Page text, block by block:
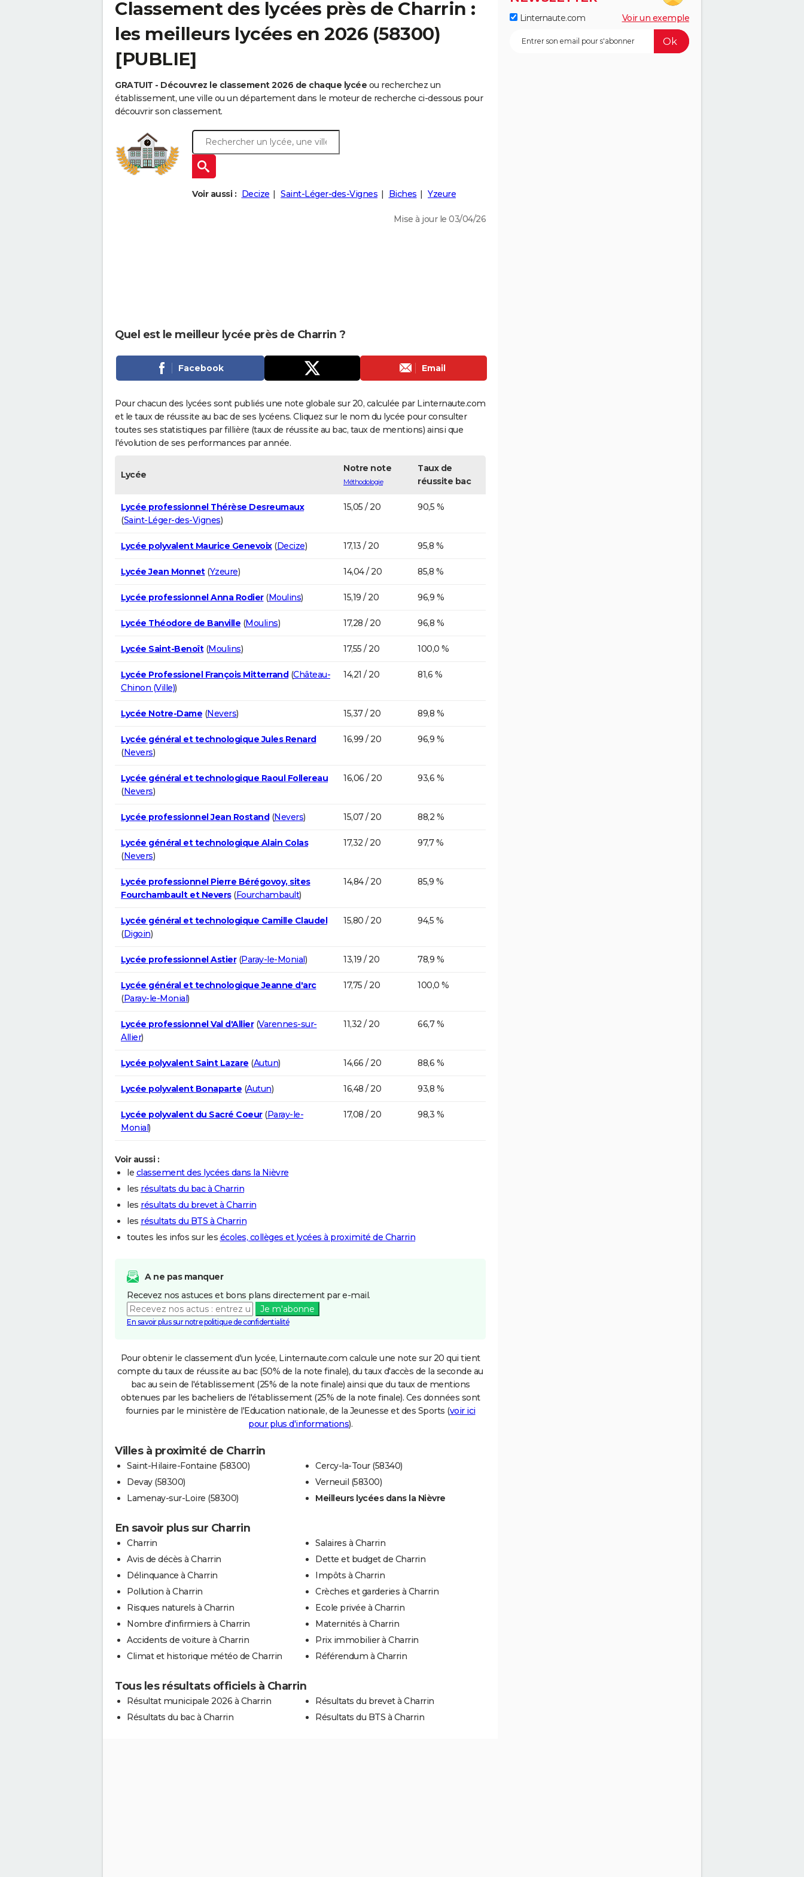
Classement des lycées près de Charrin :
les meilleurs lycées en 2026 (58300)
[PUBLIE]
GRATUIT - Découvrez le classement 2026 de chaque lycée ou recherchez un
établissement, une ville ou un département dans le moteur de recherche ci-dessous pour
découvrir son classement.
Voir aussi : Decize Saint-Léger-des-Vignes Biches Yzeure
Mise à jour le 03/04/26
Quel est le meilleur lycée près de Charrin ?
Facebook Email
Pour chacun des lycées sont publiés une note globale sur 20, calculée par Linternaute.com
et le taux de réussite au bac de ses lycéens. Cliquez sur le nom du lycée pour consulter
toutes ses statistiques par fillière (taux de réussite au bac, taux de mentions) ainsi que
l'évolution de ses performances par année.
Lycée
Notre note
Méthodologie
Taux de
réussite bac
Lycée professionnel Thérèse Desreumaux
(Saint-Léger-des-Vignes)
15,05 / 20 90,5 %
Lycée polyvalent Maurice Genevoix(Decize) 17,13 / 20 95,8 %
Lycée Jean Monnet(Yzeure) 14,04 / 20 85,8 %
Lycée professionnel Anna Rodier(Moulins) 15,19 / 20 96,9 %
Lycée Théodore de Banville (Moulins) 17,28 / 20 96,8 %
Lycée Saint-Benoît(Moulins) 17,55 / 20 100,0 %
Lycée Professionel François Mitterrand(Château-
Chinon (Ville))
14,21 / 20 81,6 %
Lycée Notre-Dame (Nevers) 15,37 / 20 89,8 %
Lycée général et technologique Jules Renard
(Nevers)
16,99 / 20 96,9 %
Lycée général et technologique Raoul Follereau
(Nevers)
16,06 / 20 93,6 %
Lycée professionnel Jean Rostand(Nevers) 15,07 / 20 88,2 %
Lycée général et technologique Alain Colas
(Nevers)
17,32 / 20 97,7 %
Lycée professionnel Pierre Bérégovoy, sites
Fourchambault et Nevers(Fourchambault)
14,84 / 20 85,9 %
Lycée général et technologique Camille Claudel
(Digoin)
15,80 / 20 94,5 %
Lycée professionnel Astier(Paray-le-Monial) 13,19 / 20 78,9 %
Lycée général et technologique Jeanne d'arc
(Paray-le-Monial)
17,75 / 20 100,0 %
Lycée professionnel Val d'Allier(Varennes-sur-
Allier)
11,32 / 20 66,7 %
Lycée polyvalent Saint Lazare (Autun) 14,66 / 20 88,6 %
Lycée polyvalent Bonaparte (Autun) 16,48 / 20 93,8 %
Lycée polyvalent du Sacré Coeur(Paray-le-
Monial)
17,08 / 20 98,3 %
Voir aussi :
le classement des lycées dans la Nièvre
les résultats du bac à Charrin
les résultats du brevet à Charrin
les résultats du BTS à Charrin
toutes les infos sur les écoles, collèges et lycées à proximité de Charrin
A ne pas manquer
Recevez nos astuces et bons plans directement par e-mail.
Je m'abonne
En savoir plus sur notre politique de confidentialité
Pour obtenir le classement d'un lycée, Linternaute.com calcule une note sur 20 qui tient
compte du taux de réussite au bac (50% de la note finale), du taux d'accès de la seconde au
bac au sein de l'établissement (25% de la note finale) ainsi que du taux de mentions
obtenues par les bacheliers de l'établissement (25% de la note finale). Ces données sont
fournies par le ministère de l'Education nationale, de la Jeunesse et des Sports (voir ici
pour plus d'informations).
Villes à proximité de Charrin
Saint-Hilaire-Fontaine (58300)
Devay (58300)
Lamenay-sur-Loire (58300)
Cercy-la-Tour (58340)
Verneuil (58300)
Meilleurs lycées dans la Nièvre
En savoir plus sur Charrin
Charrin
Avis de décès à Charrin
Délinquance à Charrin
Pollution à Charrin
Risques naturels à Charrin
Nombre d'infirmiers à Charrin
Accidents de voiture à Charrin
Climat et historique météo de Charrin
Salaires à Charrin
Dette et budget de Charrin
Impôts à Charrin
Crèches et garderies à Charrin
Ecole privée à Charrin
Maternités à Charrin
Prix immobilier à Charrin
Référendum à Charrin
Tous les résultats officiels à Charrin
Résultat municipale 2026 à Charrin
Résultats du bac à Charrin
Résultats du brevet à Charrin
Résultats du BTS à Charrin
Linternaute.com Voir un exemple